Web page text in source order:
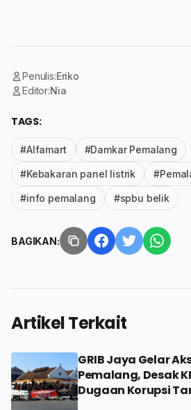
Penulis:Eriko
Editor:Nia
TAGS:
#Alfamart #Damkar Pemalang
#Kebakaran panel listrik
#info pemalang #spbu belik
BAGIKAN:
Artikel Terkait
GRIB Jaya Gelar
Pemalang, Desak
Dugaan Korupsi